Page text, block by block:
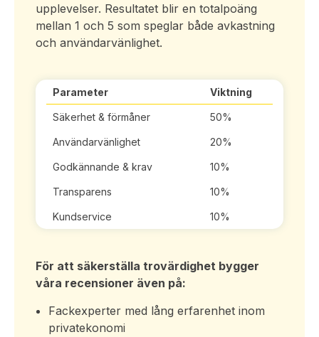
upplevelser. Resultatet blir en totalpoäng
mellan 1 och 5 som speglar både avkastning
och användarvänlighet.
Parameter Viktning
Säkerhet & förmåner 50%
Användarvänlighet 20%
Godkännande & krav 10%
Transparens 10%
Kundservice 10%
För att säkerställa trovärdighet bygger
våra recensioner även på:
Fackexperter med lång erfarenhet inom
privatekonomi